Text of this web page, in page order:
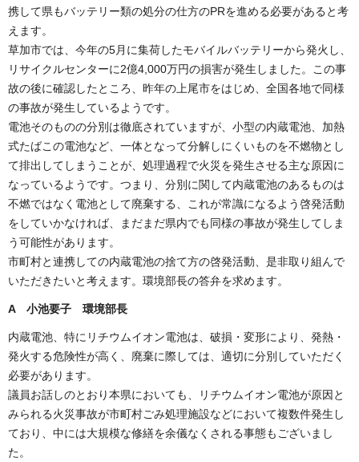
携して県もバッテリー類の処分の仕方のPRを進める必要があると考
えます。
草加市では、今年の5月に集荷したモバイルバッテリーから発火し、
リサイクルセンターに2億4,000万円の損害が発生しました。この事
故の後に確認したところ、昨年の上尾市をはじめ、全国各地で同様
の事故が発生しているようです。
電池そのものの分別は徹底されていますが、小型の内蔵電池、加熱
式たばこの電池など、一体となって分解しにくいものを不燃物とし
て排出してしまうことが、処理過程で火災を発生させる主な原因に
なっているようです。つまり、分別に関して内蔵電池のあるものは
不燃ではなく電池として廃棄する、これが常識になるよう啓発活動
をしていかなければ、まだまだ県内でも同様の事故が発生してしま
う可能性があります。
市町村と連携しての内蔵電池の捨て方の啓発活動、是非取り組んで
いただきたいと考えます。環境部長の答弁を求めます。
A 小池要子 環境部長
内蔵電池、特にリチウムイオン電池は、破損・変形により、発熱・
発火する危険性が高く、廃棄に際しては、適切に分別していただく
必要があります。
議員お話しのとおり本県においても、リチウムイオン電池が原因と
みられる火災事故が市町村ごみ処理施設などにおいて複数件発生し
ており、中には大規模な修繕を余儀なくされる事態もございまし
た。